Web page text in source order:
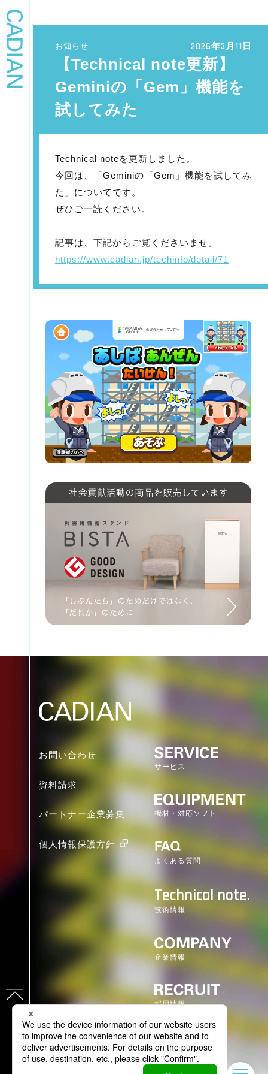
お知らせ 2026年3月11日
【Technical note更新】
Geminiの「Gem」機能を
試してみた
Technical noteを更新しました。
今回は、「Geminiの「Gem」機能を試してみ
た」についてです。
ぜひご一読ください。
記事は、下記からご覧くださいませ。
https://www.cadian.jp/techinfo/detail/71
お問い合わせ
資料請求
パートナー企業募集
個人情報保護方針
サービス
機材・対応ソフト
よくある質問
Technical note.
技術情報
企業情報
採用情報